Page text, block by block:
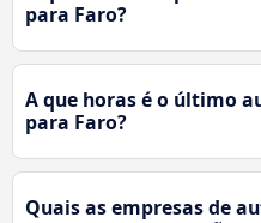
para Faro?
A que horas é o último
para Faro?
Quais as empresas de